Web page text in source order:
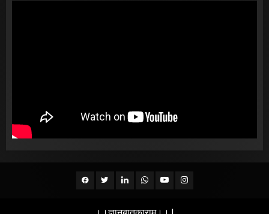
Facebook
TwitterLinkedinwhatsapp
YoutubeInstagram
।।ज्ञानबातुकाराम।। |